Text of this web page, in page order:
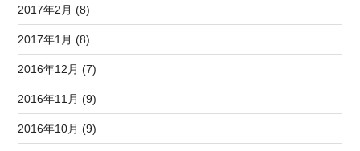
2017年2月 (8)
2017年1月 (8)
2016年12月 (7)
2016年11月 (9)
2016年10月 (9)